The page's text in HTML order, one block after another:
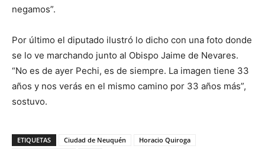
negamos”.
Por último el diputado ilustró lo dicho con una foto donde
se lo ve marchando junto al Obispo Jaime de Nevares.
“No es de ayer Pechi, es de siempre. La imagen tiene 33
años y nos verás en el mismo camino por 33 años más”,
sostuvo.
ETIQUETAS Ciudad de Neuquén
Horacio Quiroga